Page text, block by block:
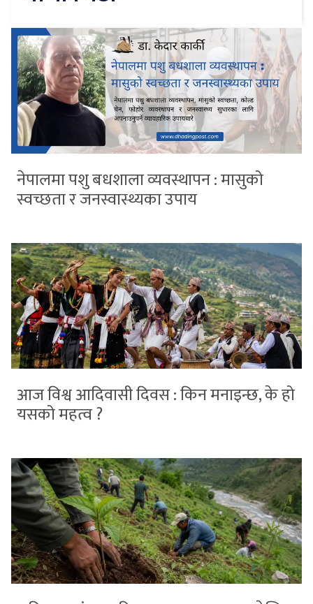
नेपालमा पशु बधशाला व्यवस्थापन : मासुको
स्वच्छता र जनस्वास्थ्यका उपाय
आज विश्व आदिवासी दिवस : किन मनाइन्छ, के हो
यसको महत्व ?